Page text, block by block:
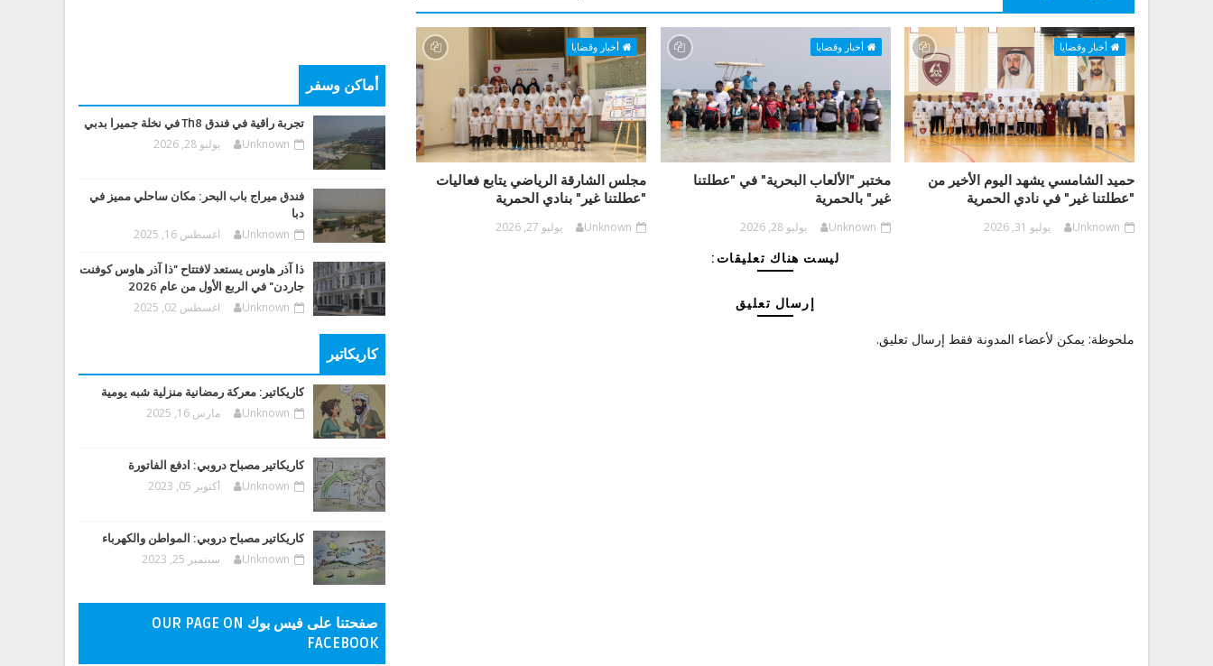
أخبار وقضايا
حميد الشامسي يشهد اليوم الأخير من
"عطلتنا غير" في نادي الحمرية
Unknown يوليو 31, 2026
أخبار وقضايا
مختبر "الألعاب البحرية" في "عطلتنا
غير" بالحمرية
Unknown يوليو 28, 2026
أخبار وقضايا
مجلس الشارقة الرياضي يتابع فعاليات
"عطلتنا غير" بنادي الحمرية
Unknown يوليو 27, 2026
ليست هناك تعليقات:
إرسال تعليق
ملحوظة: يمكن لأعضاء المدونة فقط إرسال تعليق.
أماكن وسفر
تجربة راقية في فندق Th8 في نخلة جميرا بدبي
Unknown يوليو 28, 2026
فندق ميراج باب البحر: مكان ساحلي مميز في
دبا
Unknown اغسطس 16, 2025
ذا آذر هاوس يستعد لافتتاح "ذا آذر هاوس كوفنت
جاردن" في الربع الأول من عام 2026
Unknown اغسطس 02, 2025
كاريكاتير
كاريكاتير: معركة رمضانية منزلية شبه يومية
Unknown مارس 16, 2025
كاريكاتير مصباح دروبي: ادفع الفاتورة
Unknown أكتوبر 05, 2023
كاريكاتير مصباح دروبي: المواطن والكهرباء
Unknown سبتمبر 25, 2023
صفحتنا على فيس بوك OUR PAGE ON
FACEBOOK